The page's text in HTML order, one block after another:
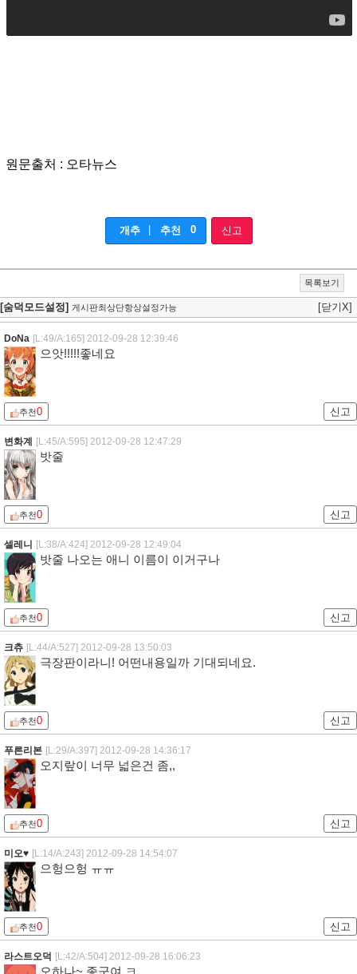
원문출처 : 오타뉴스
개추 추천 0 신고
목록보기
[숨덕모드설정] 게시판최상단항상설정가능 [닫기X]
DoNa [L:49/A:165] 2012-09-28 12:39:46
으앗!!!!!좋네요
추천0 신고
변화계 [L:45/A:595] 2012-09-28 12:47:29
밧줄
추천0 신고
셀레니 [L:38/A:424] 2012-09-28 12:49:04
밧줄 나오는 애니 이름이 이거구나
추천0 신고
크츄 [L:44/A:527] 2012-09-28 13:50:03
극장판이라니! 어떤내용일까 기대되네요.
추천0 신고
푸른리본 [L:29/A:397] 2012-09-28 14:36:17
오지랖이 너무 넓은건 좀,,
추천0 신고
미오♥ [L:14/A:243] 2012-09-28 14:54:07
으헝으헝 ㅠㅠ
추천0 신고
라스트오덕 [L:42/A:504] 2012-09-28 16:06:23